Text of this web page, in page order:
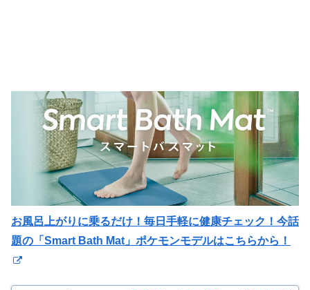
お風呂上がりに乗るだけ！毎日手軽に健康チェック！今話
題の「Smart Bath Mat」ポケモンモデルはこちらから！